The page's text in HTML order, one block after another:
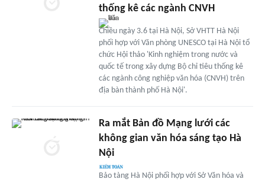
thống kê các ngành CNVH
Chiều ngày 3.6 tại Hà Nội, Sở VHTT Hà Nội
phối hợp với Văn phòng UNESCO tại Hà Nội tổ
chức Hội thảo 'Kinh nghiệm trong nước và
quốc tế trong xây dựng Bộ chỉ tiêu thống kê
các ngành công nghiệp văn hóa (CNVH) trên
địa bàn thành phố Hà Nội'.
Ra mắt Bản đồ Mạng lưới các
không gian văn hóa sáng tạo Hà
Nội
Bảo tàng Hà Nội phối hợp với Sở Văn hóa và